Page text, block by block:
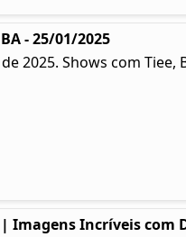
- 25/01/2025
2025. Shows com Tiee,
Imagens Incríveis com